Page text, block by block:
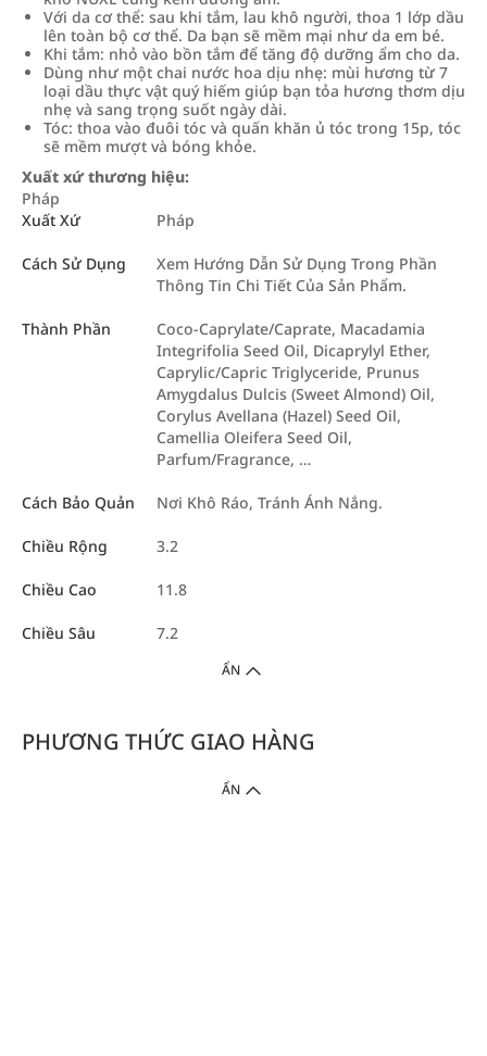
Với da cơ thể: sau khi tắm, lau khô người, thoa 1 lớp dầu
lên toàn bộ cơ thể. Da bạn sẽ mềm mại như da em bé.
Khi tắm: nhỏ vào bồn tắm để tăng độ dưỡng ẩm cho da.
Dùng như một chai nước hoa dịu nhẹ: mùi hương từ 7
loại dầu thực vật quý hiếm giúp bạn tỏa hương thơm dịu
nhẹ và sang trọng suốt ngày dài.
Tóc: thoa vào đuôi tóc và quấn khăn ủ tóc trong 15p, tóc
sẽ mềm mượt và bóng khỏe.
Xuất xứ thương hiệu:
Pháp
Xuất Xứ
Pháp
Cách Sử Dụng
Xem Hướng Dẫn Sử Dụng Trong Phần
Thông Tin Chi Tiết Của Sản Phẩm.
Thành Phần
Coco-Caprylate/Caprate, Macadamia
Integrifolia Seed Oil, Dicaprylyl Ether,
Caprylic/Capric Triglyceride, Prunus
Amygdalus Dulcis (Sweet Almond) Oil,
Corylus Avellana (Hazel) Seed Oil,
Camellia Oleifera Seed Oil,
Parfum/Fragrance, …
Cách Bảo Quản Nơi Khô Ráo, Tránh Ánh Nắng.
Chiều Rộng 3.2
Chiều Cao 11.8
Chiều Sâu 7.2
ẨN
PHƯƠNG THỨC GIAO HÀNG
ẨN